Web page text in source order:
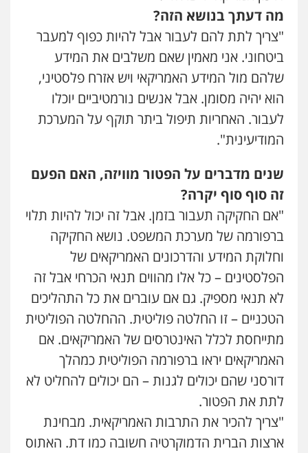
מה דעתך בנושא הזה?
"צריך לתת להם לעבור אבל להיות כפוף למעבר
ביטחוני. אני מאמין שאם משלבים את המידע
שלהם מול המידע האמריקאי ויש אזרח פלסטיני,
הוא יהיה מסומן. אבל אנשים נורמטיביים יוכלו
לעבור. האחריות תיפול ביתר תוקף על המערכת
המודיעינית".
שנים מדברים על הפטור מוויזה, האם הפעם
זה סוף סוף יקרה?
"אם החקיקה תעבור בזמן. אבל זה יכול להיות תלוי
ברפורמה של מערכת המשפט. נושא החקיקה
וחלוקת המידע והדרכונים האמריקאים של
הפלסטינים – כל אלו מהווים תנאי הכרחי אבל זה
לא תנאי מספיק. גם אם עוברים את כל התהליכים
הטכניים – זו החלטה פוליטית. ההחלטה הפוליטית
מתייחסת לכלל האינטרסים של האמריקאים. אם
האמריקאים יראו ברפורמה הפוליטית כמהלך
דורסני שהם יכולים לגנות – הם יכולים להחליט לא
לתת את הפטור.
"צריך להכיר את התרבות האמריקאית. מבחינת
ארצות הברית הדמוקרטיה חשובה כמו דת. האתוס